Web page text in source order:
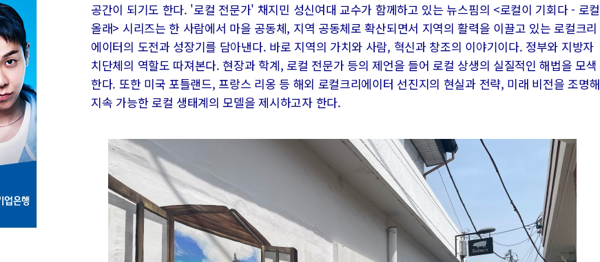
공간이 되기도 한다. '로컬 전문가' 채지민 성신여대 교수가 함께하고 있는 뉴스핌의 <로컬이 기회다 - 로컬
올래> 시리즈는 한 사람에서 마을 공동체, 지역 공동체로 확산되면서 지역의 활력을 이끌고 있는 로컬크리
에이터의 도전과 성장기를 담아낸다. 바로 지역의 가치와 사람, 혁신과 창조의 이야기이다. 정부와 지방자
치단체의 역할도 따져본다. 현장과 학계, 로컬 전문가 등의 제언을 들어 로컬 상생의 실질적인 해법을 모색
한다. 또한 미국 포틀랜드, 프랑스 리옹 등 해외 로컬크리에이터 선진지의 현실과 전략, 미래 비전을 조명해
지속 가능한 로컬 생태계의 모델을 제시하고자 한다.